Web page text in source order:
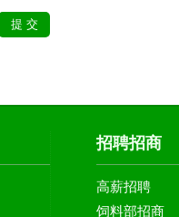
招聘招商
高薪招聘
饲料部招商